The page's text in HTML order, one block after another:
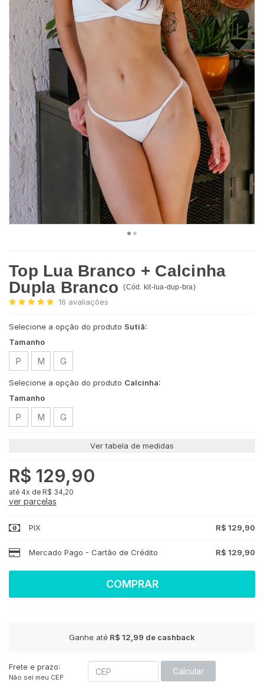
Top Lua Branco + Calcinha
Dupla Branco(Cód. kit-lua-dup-bra)
16 avaliações
Selecione a opção do produto Sutiã:
Tamanho
P M G
Selecione a opção do produto Calcinha:
Tamanho
P M G
Ver tabela de medidas
R$ 129,90
4x de R$ 34,20
ver parcelas
PIX R$ 129,90
Mercado Pago - Cartão de Crédito R$ 129,90
COMPRAR
Ganhe até R$ 12,99 de cashback
Frete e prazo:
Não sei meu CEP
Calcular